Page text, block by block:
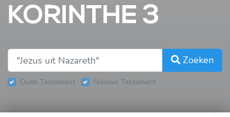
KORINTHE 3
Zoeken
Oude Testament Nieuwe Testament